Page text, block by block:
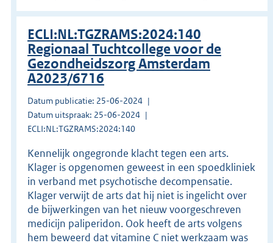
ECLI:NL:TGZRAMS:2024:140
Regionaal Tuchtcollege voor de
Gezondheidszorg Amsterdam
A2023/6716
Datum publicatie: 25-06-2024
Datum uitspraak: 25-06-2024
ECLI:NL:TGZRAMS:2024:140
Kennelijk ongegronde klacht tegen een arts.
Klager is opgenomen geweest in een spoedkliniek
in verband met psychotische decompensatie.
Klager verwijt de arts dat hij niet is ingelicht over
de bijwerkingen van het nieuw voorgeschreven
medicijn paliperidon. Ook heeft de arts volgens
hem beweerd dat vitamine C niet werkzaam was